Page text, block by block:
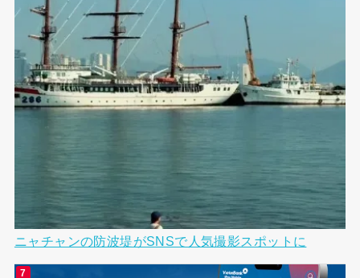
ニャチャンの防波堤がSNSで人気撮影スポットに